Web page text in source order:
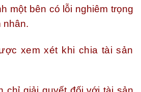
một bên có lỗi nghiêm trọng
nhân.
xem xét khi chia tài sản